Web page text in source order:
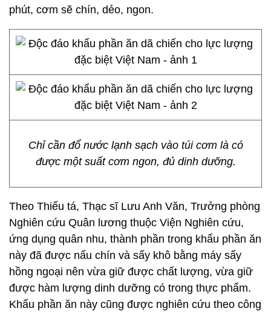
phút, cơm sẽ chín, dẻo, ngon.
Chỉ cần đổ nước lạnh sạch vào túi cơm là có
được một suất cơm ngon, đủ dinh dưỡng.
Theo Thiếu tá, Thạc sĩ Lưu Anh Văn, Trưởng phòng
Nghiên cứu Quân lương thuộc Viện Nghiên cứu,
ứng dụng quân nhu, thành phần trong khẩu phần ăn
này đã được nấu chín và sấy khô bằng máy sấy
hồng ngoại nên vừa giữ được chất lượng, vừa giữ
được hàm lượng dinh dưỡng có trong thực phẩm.
Khẩu phần ăn này cũng được nghiên cứu theo công